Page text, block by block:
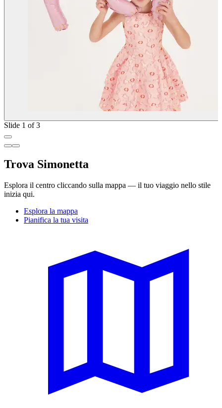
Slide 1 of 3
Trova Simonetta
Esplora il centro cliccando sulla mappa — il tuo viaggio nello stile
inizia qui.
Esplora la mappa
Pianifica la tua visita